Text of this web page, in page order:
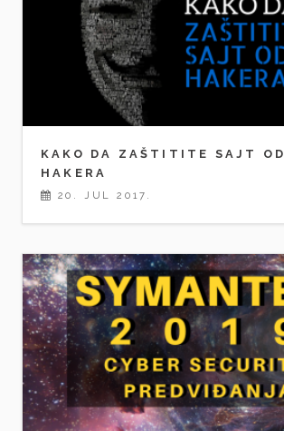
KAKO DA ZAŠTITITE SAJT OD
HAKERA
20. JUL 2017.